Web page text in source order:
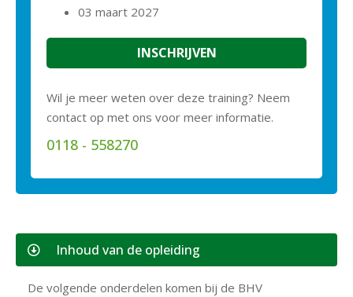
03 maart 2027
INSCHRIJVEN
Wil je meer weten over deze training? Neem
contact op met ons voor meer informatie.
0118 - 558270
Inhoud van de opleiding
De volgende onderdelen komen bij de BHV